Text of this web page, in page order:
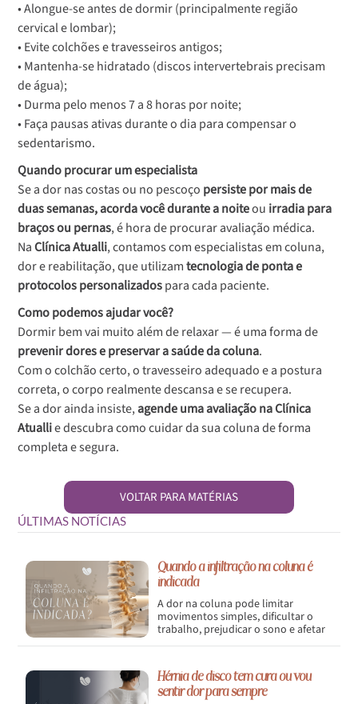
• Alongue-se antes de dormir (principalmente região
cervical e lombar);
• Evite colchões e travesseiros antigos;
• Mantenha-se hidratado (discos intervertebrais precisam
de água);
• Durma pelo menos 7 a 8 horas por noite;
• Faça pausas ativas durante o dia para compensar o
sedentarismo.
Quando procurar um especialista
Se a dor nas costas ou no pescoço persiste por mais de
duas semanas, acorda você durante a noiteou irradia para
braços ou pernas, é hora de procurar avaliação médica.
NaClínica Atualli, contamos com especialistas em coluna,
dor e reabilitação, que utilizamtecnologia de ponta e
protocolos personalizadospara cada paciente.
Como podemos ajudar você?
Dormir bem vai muito além de relaxar — é uma forma de
prevenir dores e preservar a saúde da coluna.
Com o colchão certo, o travesseiro adequado e a postura
correta, o corpo realmente descansa e se recupera.
Se a dor ainda insiste,agende uma avaliação na Clínica
Atuallie descubra como cuidar da sua coluna de forma
completa e segura.
VOLTAR PARA MATÉRIAS
ÚLTIMAS NOTÍCIAS
Quando a infiltração na coluna é
indicada
A dor na coluna pode limitar
movimentos simples, dificultar o
trabalho, prejudicar o sono e afetar
diretamente a qualidade de vida.
Hérnia de disco tem cura ou vou
sentir dor para sempre